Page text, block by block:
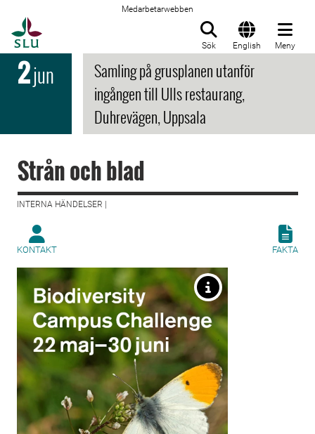
Medarbetarwebben
Sök English Meny
2jun
Samling på grusplanen utanför
ingången till Ulls restaurang,
Duhrevägen, Uppsala
Strån och blad
INTERNA HÄNDELSER |
KONTAKT FAKTA